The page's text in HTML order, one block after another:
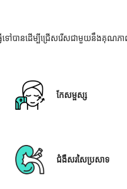
ើទៅបានដើម្បីជ្រើសរើសជាមួយនឹងគុណភ
កែសម្ផស្ស
ជំងឺសរសៃប្រសាទ